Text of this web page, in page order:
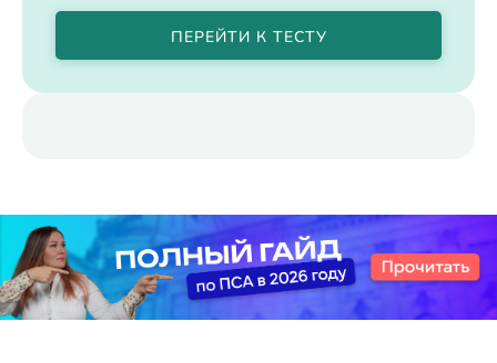
ПЕРЕЙТИ К ТЕСТУ